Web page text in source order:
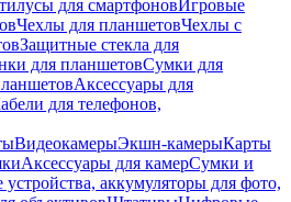
для смартфоновИгровые
Чехлы для планшетовЧехлы с
Защитные стекла для
для планшетовСумки для
Аксессуары для
для телефонов,
ВидеокамерыЭкшн-камерыКарты
Аксессуары для камерСумки и
устройства, аккумуляторы для фото,